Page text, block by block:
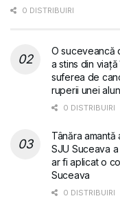
0 DISTRIBUIRI
O suceveancă
a stins din
suferea de
ruperii unei
0 DISTRIBUIRI
Tânăra
SJU Suceava
ar fi aplicat o
Suceava
0 DISTRIBUIRI